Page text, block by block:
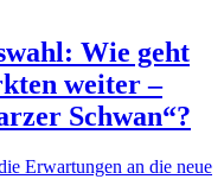
Wie geht
weiter –
Schwan“?